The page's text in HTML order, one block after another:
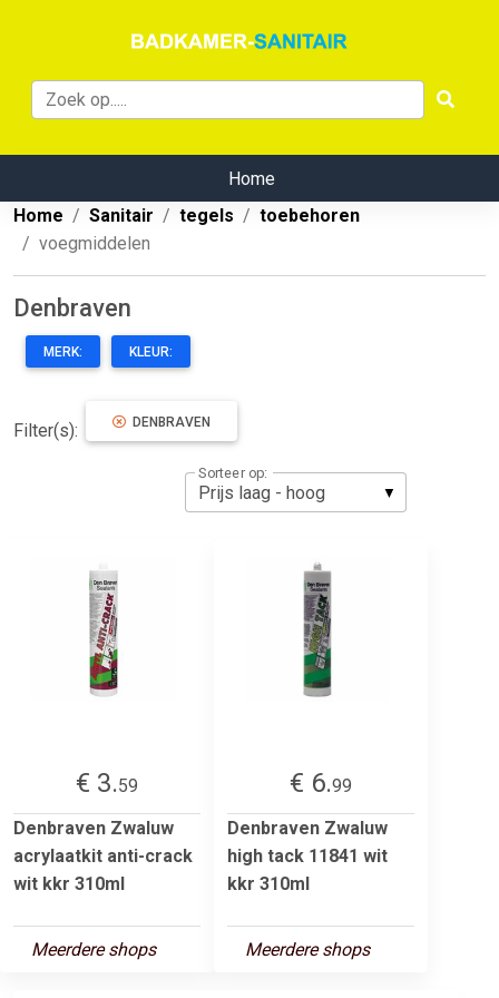
Home
Home
Sanitair tegels
toebehoren
voegmiddelen
Denbraven
MERK: KLEUR:
Filter(s): DENBRAVEN
Sorteer op:
€ 3.59
Denbraven Zwaluw
acrylaatkit anti-crack
wit kkr 310ml
Meerdere shops
€ 6.99
Denbraven Zwaluw
high tack 11841 wit
kkr 310ml
Meerdere shops